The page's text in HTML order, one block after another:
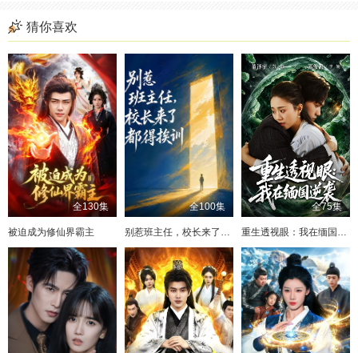
猜你喜欢
全130集
被迫成为修仙界霸主
全100集 全75集